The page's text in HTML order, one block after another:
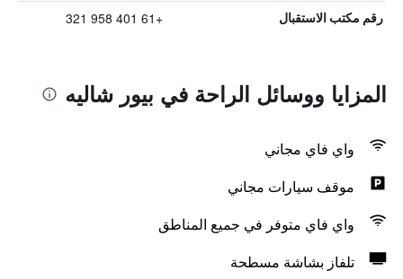
رقم مكتب الاستقبال +61 401 958 321
المزايا ووسائل الراحة في بيور شاليه
واي فاي مجاني
موقف سيارات مجاني
واي فاي متوفر في جميع المناطق
تلفاز بشاشة مسطحة